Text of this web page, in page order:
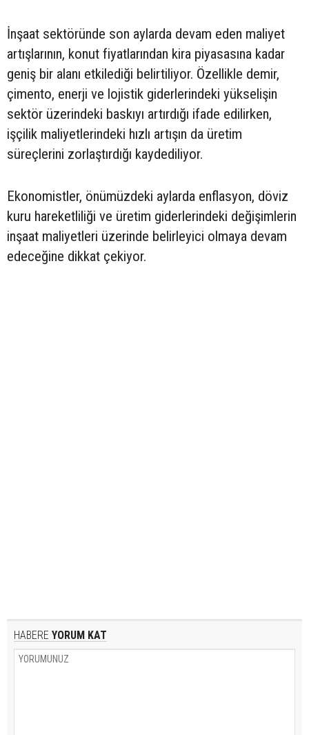
İnşaat sektöründe son aylarda devam eden maliyet
artışlarının, konut fiyatlarından kira piyasasına kadar
geniş bir alanı etkilediği belirtiliyor. Özellikle demir,
çimento, enerji ve lojistik giderlerindeki yükselişin
sektör üzerindeki baskıyı artırdığı ifade edilirken,
işçilik maliyetlerindeki hızlı artışın da üretim
süreçlerini zorlaştırdığı kaydediliyor.
Ekonomistler, önümüzdeki aylarda enflasyon, döviz
kuru hareketliliği ve üretim giderlerindeki değişimlerin
inşaat maliyetleri üzerinde belirleyici olmaya devam
edeceğine dikkat çekiyor.
HABERE YORUM KAT